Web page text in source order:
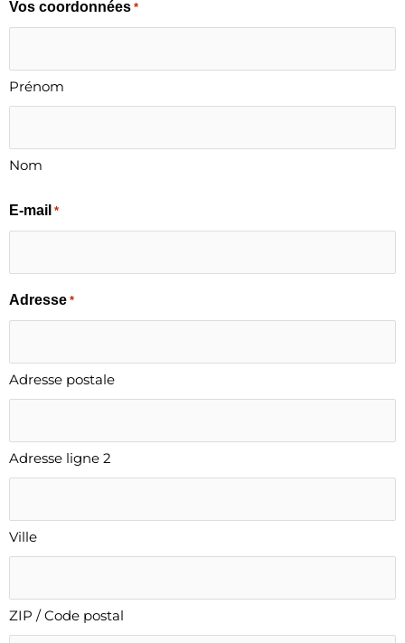
Vos coordonnées *
Prénom
Nom
E-mail *
Adresse *
Adresse postale
Adresse ligne 2
Ville
ZIP / Code postal
MM
slash
slash